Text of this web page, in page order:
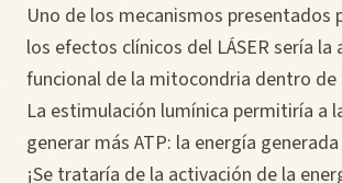
Uno de los mecanismos presentados
los efectos clínicos del LÁSER sería la
funcional de la mitocondria dentro de
La estimulación lumínica permitiría a
generar más ATP: la energía
¡Se trataría de la activación de la